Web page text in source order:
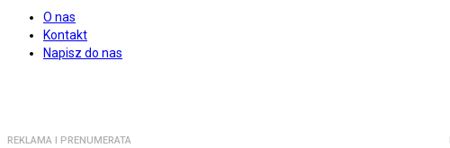
O nas
Kontakt
Napisz do nas
REKLAMA I PRENUMERATA